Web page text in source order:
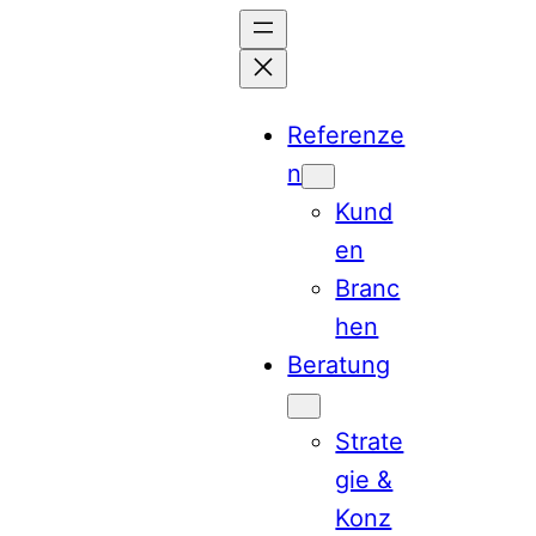
Referenze
n
Kund
en
Branc
hen
Beratung
Strate
gie &
Konz